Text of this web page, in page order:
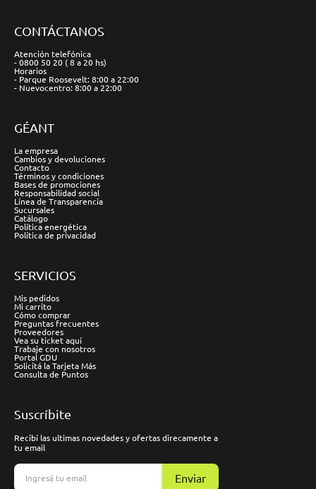
CONTÁCTANOS
Atención telefónica
- 0800 50 20 ( 8 a 20 hs)
Horarios
- Parque Roosevelt: 8:00 a 22:00
- Nuevocentro: 8:00 a 22:00
GÉANT
La empresa
Cambios y devoluciones
Contacto
Términos y condiciones
Bases de promociones
Responsabilidad social
Línea de Transparencia
Sucursales
Catálogo
Política energética
Política de privacidad
SERVICIOS
Mis pedidos
Mi carrito
Cómo comprar
Preguntas frecuentes
Proveedores
Vea su ticket aquí
Trabaje con nosotros
Portal GDU
Solicitá la Tarjeta Más
Consulta de Puntos
Suscríbite
Recibí las ultimas novedades y ofertas direcamente a
tu email
Enviar